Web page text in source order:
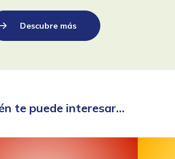
Descubre más
te puede interesar...